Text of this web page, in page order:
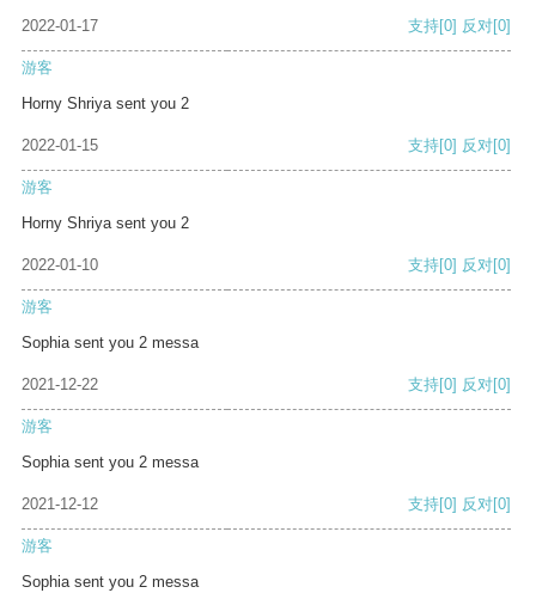
2022-01-17 支持[0] 反对[0]
游客
Horny Shriya sent you 2
2022-01-15 支持[0] 反对[0]
游客
Horny Shriya sent you 2
2022-01-10 支持[0] 反对[0]
游客
Sophia sent you 2 messa
2021-12-22 支持[0] 反对[0]
游客
Sophia sent you 2 messa
2021-12-12 支持[0] 反对[0]
游客
Sophia sent you 2 messa